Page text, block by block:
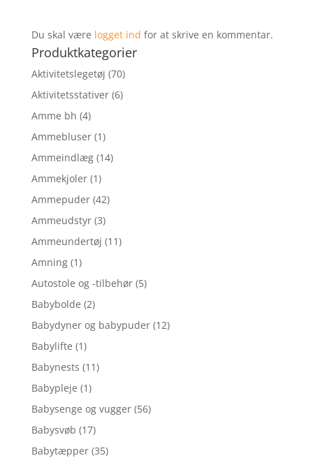
Du skal være logget ind for at skrive en kommentar.
Produktkategorier
Aktivitetslegetøj (70)
Aktivitetsstativer (6)
Amme bh (4)
Ammebluser (1)
Ammeindlæg (14)
Ammekjoler (1)
Ammepuder (42)
Ammeudstyr (3)
Ammeundertøj (11)
Amning (1)
Autostole og -tilbehør (5)
Babybolde (2)
Babydyner og babypuder (12)
Babylifte (1)
Babynests (11)
Babypleje (1)
Babysenge og vugger (56)
Babysvøb (17)
Babytæpper (35)